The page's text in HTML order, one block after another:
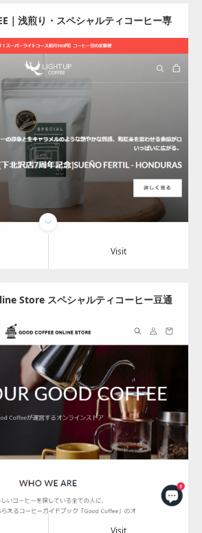
｜浅煎り・スペシャルティコーヒー専
門の通販・卸
2024.07.29
その他の商品と飲料
Visit
Store スペシャルティコーヒー豆通
販
Update:2024.07.26
その他の商品と飲料